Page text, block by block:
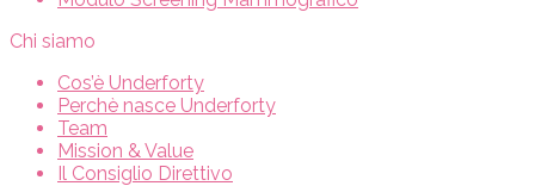
Chi siamo
Cos’è Underforty
Perchè nasce Underforty
Team
Mission & Value
Il Consiglio Direttivo